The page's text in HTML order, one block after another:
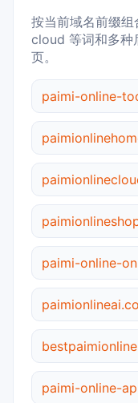
按当前域名前缀
cloud 等词和多种
页。